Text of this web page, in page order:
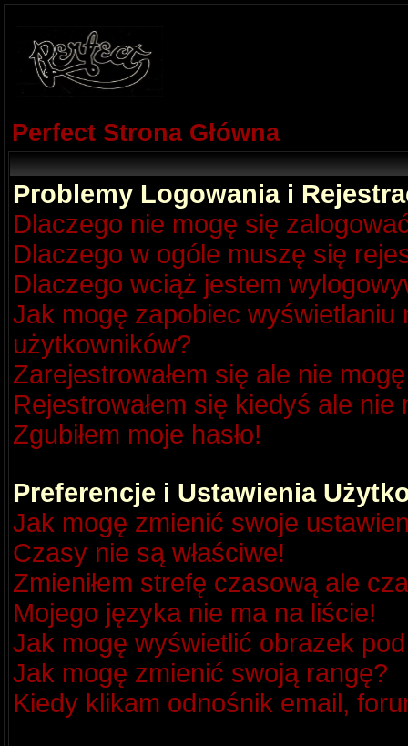
Perfect Strona Główna
Problemy Logowania i
Dlaczego nie mogę się
Dlaczego w ogóle muszę się
Dlaczego wciąż jestem
Jak mogę zapobiec
użytkowników?
Zarejestrowałem się ale nie
Rejestrowałem się kiedyś ale
Zgubiłem moje hasło!
Preferencje i Ustawienia
Jak mogę zmienić swoje
Czasy nie są właściwe!
Zmieniłem strefę czasową ale
Mojego języka nie ma na liście!
Jak mogę wyświetlić obrazek
Jak mogę zmienić swoją rangę?
Kiedy klikam odnośnik email,